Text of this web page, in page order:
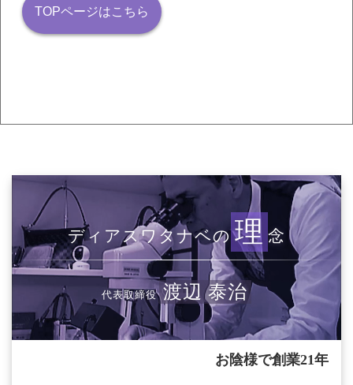
TOPページはこちら
ディアスワタナベの 理 念
代表取締役 渡辺 泰治
お陰様で創業21年